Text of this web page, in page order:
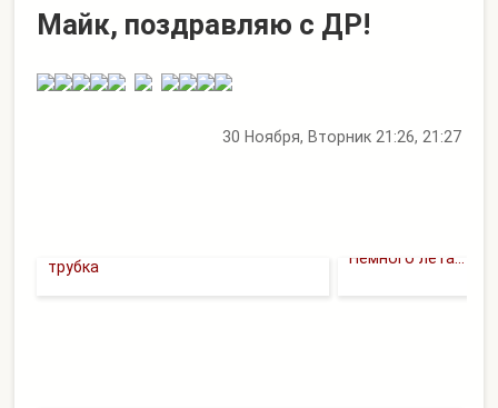
Майк, поздравляю с ДР!
30 Ноября, Вторник 21:26, 21:27
трубка
Немного лета...